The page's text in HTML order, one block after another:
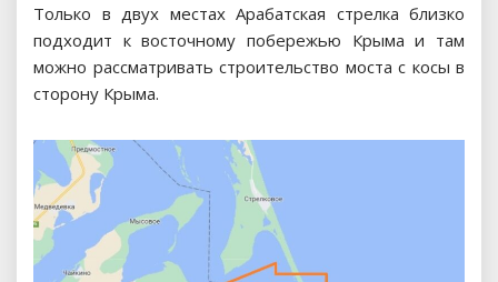
Только в двух местах Арабатская стрелка близко
подходит к восточному побережью Крыма и там
можно рассматривать строительство моста с косы в
сторону Крыма.